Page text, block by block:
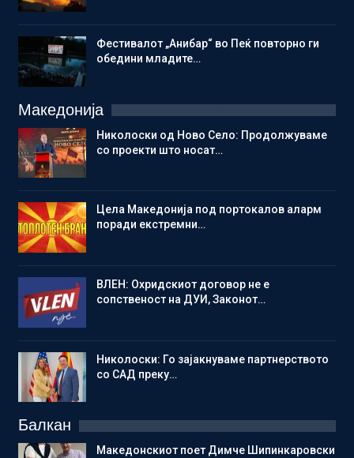
Фестивалот „Анибар“ во Пеќ повторно ги
обедини младите…
Македонија
Николоски од Ново Село: Продолжуваме
со проекти што носат…
Цела Македонија под портокалов аларм
поради екстремни…
ВЛЕН: Охридскиот договор не е
сопственост на ДУИ, Законот…
Николоски: Го зајакнуваме партнерството
со САД преку…
Балкан
Македонскиот поет Димче Шипинкаровски